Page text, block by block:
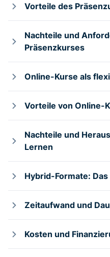
Vorteile des
Nachteile und
Präsenzkurses
Online-Kurse als
Vorteile von Online-
Nachteile und
Lernen
Hybrid-Formate:
Zeitaufwand und
Kosten und